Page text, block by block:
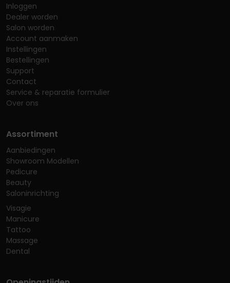
Inloggen
Dealer worden
Salon worden
Account aanmaken
Instellingen
Bestellingen
Support
Contact
Service & reparatie formulier
Over ons
Assortiment
Aanbiedingen
Showroom Modellen
Pedicure
Beauty
Saloninrichting
Visagie
Manicure
Tattoo
Massage
Dental